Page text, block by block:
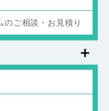
のご相談・お見積り